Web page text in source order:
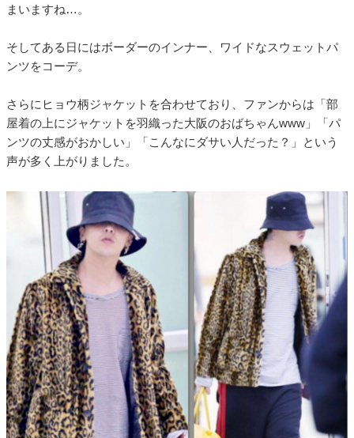
まいますね…。
そしてある日にはボーダーのインナー、ワイドなスウェットパ
ンツをコーデ。
さらにヒョウ柄ジャケットを合わせており、ファンからは「部
屋着の上にジャケットを羽織った大阪のおばちゃんwww」「パ
ンツの丈感がおかしい」「こんなにダサい人だった？」という
声が多く上がりました。